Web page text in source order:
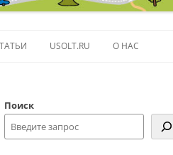
GOOGLE
USOLT.RU О НАС
Поиск